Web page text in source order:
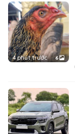
4 phút trước 6